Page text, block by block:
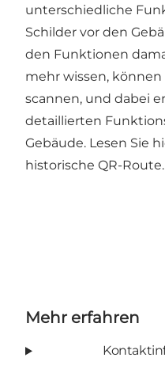
unterschiedliche
Schilder vor den
den Funktionen
mehr wissen, können
scannen, und dabei
detaillierten
Gebäude. Lesen Sie
historische QR-Route.
Mehr erfahren